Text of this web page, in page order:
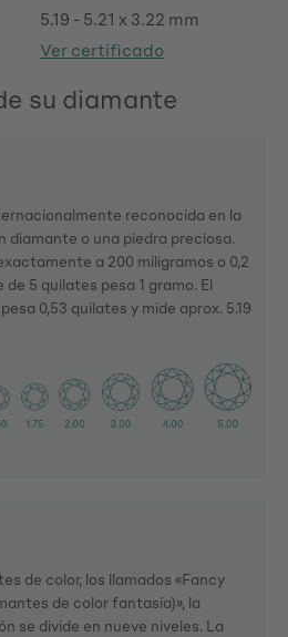
5.19 - 5.21 x 3.22 mm
Ver certificado
su diamante
reconocida en la
diamante o una piedra preciosa.
a 200 miligramos o 0,2
5 quilates pesa 1 gramo. El
0,53 quilates y mide aprox. 5.19
de color, los llamados «Fancy
de color fantasía)», la
se divide en nueve niveles. La